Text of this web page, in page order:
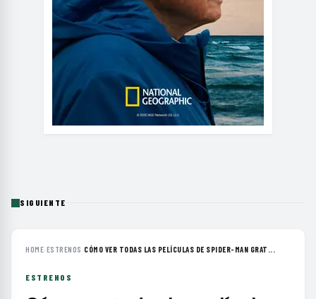
SIGUIENTE
HOME›ESTRENOS ›CÓMO VER TODAS LAS PELÍCULAS DE SPIDER-MAN GRAT...
ESTRENOS